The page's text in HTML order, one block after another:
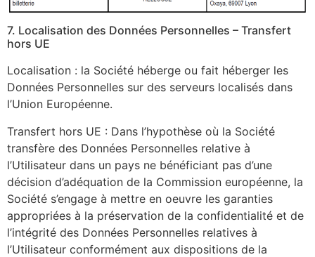
7. Localisation des Données Personnelles – Transfert
hors UE
Localisation : la Société héberge ou fait héberger les
Données Personnelles sur des serveurs localisés dans
l’Union Européenne.
Transfert hors UE : Dans l’hypothèse où la Société
transfère des Données Personnelles relative à
l’Utilisateur dans un pays ne bénéficiant pas d’une
décision d’adéquation de la Commission européenne, la
Société s’engage à mettre en oeuvre les garanties
appropriées à la préservation de la confidentialité et de
l’intégrité des Données Personnelles relatives à
l’Utilisateur conformément aux dispositions de la